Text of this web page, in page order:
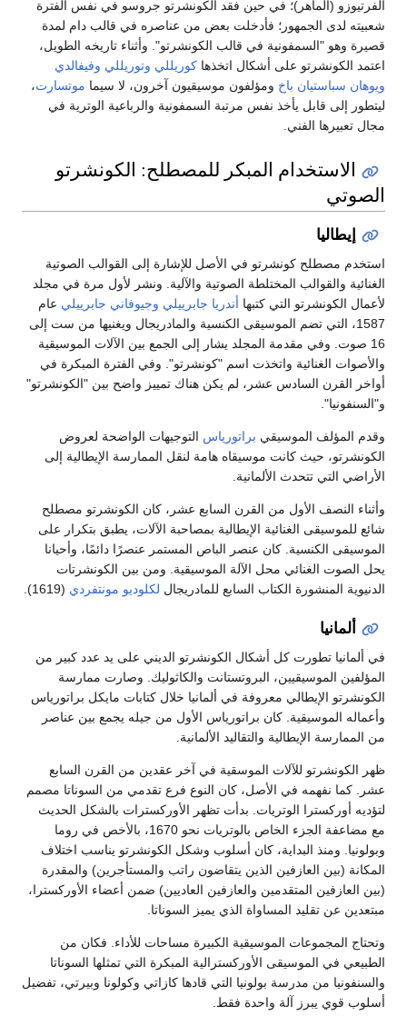
الفرتيوزو (الماهر)؛ في حين فقد الكونشرتو جروسو في نفس الفترة
شعبيته لدى الجمهور؛ فأدخلت بعض من عناصره في قالب دام لمدة
قصيرة وهو "السمفونية في قالب الكونشرتو". وأثناء تاريخه الطويل،
اعتمد الكونشرتو على أشكال اتخذها كوريللي وتوريللي وفيفالدي
ويوهان سباستيان باخ ومؤلفون موسيقيون آخرون، لا سيما موتسارت،
ليتطور إلى قابل يأخذ نفس مرتبة السمفونية والرباعية الوترية في
مجال تعبيرها الفني.
الاستخدام المبكر للمصطلح: الكونشرتو
الصوتي
إيطاليا
استخدم مصطلح كونشرتو في الأصل للإشارة إلى القوالب الصوتية
الغنائية والقوالب المختلطة الصوتية والآلية. ونشر لأول مرة في مجلد
لأعمال الكونشرتو التي كتبها أندريا جابرييلي وجيوفاني جابرييلي عام
1587، التي تضم الموسيقى الكنسية والمادريجال ويغنيها من ست إلى
16 صوت. وفي مقدمة المجلد يشار إلى الجمع بين الآلات الموسيقية
والأصوات الغنائية واتخذت اسم "كونشرتو". وفي الفترة المبكرة في
أواخر القرن السادس عشر، لم يكن هناك تمييز واضح بين "الكونشرتو"
و"السنفونيا".
وقدم المؤلف الموسيقي براتورياس التوجيهات الواضحة لعروض
الكونشرتو، حيث كانت موسيقاه هامة لنقل الممارسة الإيطالية إلى
الأراضي التي تتحدث الألمانية.
وأثناء النصف الأول من القرن السابع عشر، كان الكونشرتو مصطلح
شائع للموسيقى الغنائية الإيطالية بمصاحبة الآلات، يطبق بتكرار على
الموسيقى الكنسية. كان عنصر الباص المستمر عنصرًا دائمًا، وأحيانا
يحل الصوت الغنائي محل الآلة الموسيقية. ومن بين الكونشرتات
الدنيوية المنشورة الكتاب السابع للمادريجال لكلوديو مونتفردي (1619).
ألمانيا
في ألمانيا تطورت كل أشكال الكونشرتو الديني على يد عدد كبير من
المؤلفين الموسيقيين، البروتستانت والكاثوليك. وصارت ممارسة
الكونشرتو الإيطالي معروفة في ألمانيا خلال كتابات مايكل براتورياس
وأعماله الموسيقية. كان براتورياس الأول من جيله يجمع بين عناصر
من الممارسة الإيطالية والتقاليد الألمانية.
ظهر الكونشرتو للآلات الموسقية في آخر عقدين من القرن السابع
عشر. كما نفهمه في الأصل، كان النوع فرع تقدمي من السوناتا مصمم
لتؤديه أوركسترا الوتريات. بدأت تظهر الأوركسترات بالشكل الحديث
مع مضاعفة الجزء الخاص بالوتريات نحو 1670، بالأخص في روما
وبولونيا. ومنذ البداية، كان أسلوب وشكل الكونشرتو يناسب اختلاف
المكانة (بين العازفين الذين يتقاضون راتب والمستأجرين) والمقدرة
(بين العازفين المتقدمين والعازفين العاديين) ضمن أعضاء الأوركسترا،
مبتعدين عن تقليد المساواة الذي يميز السوناتا.
وتحتاج المجموعات الموسيقية الكبيرة مساحات للأداء. فكان من
الطبيعي في الموسيقى الأوركسترالية المبكرة التي تمثلها السوناتا
والسنفونيا من مدرسة بولونيا التي قادها كازاتي وكولونا وبيرتي، تفضيل
أسلوب قوي يبرز آلة واحدة فقط.